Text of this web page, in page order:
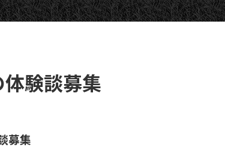
就活塾
無料の
験談募集
募集